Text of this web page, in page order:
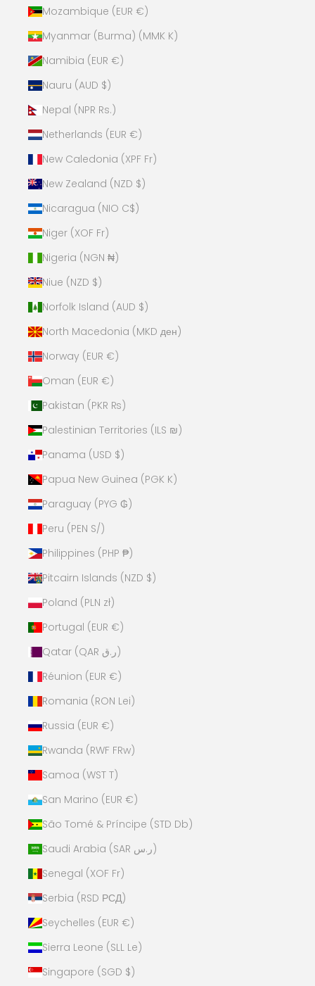
Mozambique (EUR €)
Myanmar (Burma) (MMK K)
Namibia (EUR €)
Nauru (AUD $)
Nepal (NPR Rs.)
Netherlands (EUR €)
New Caledonia (XPF Fr)
New Zealand (NZD $)
Nicaragua (NIO C$)
Niger (XOF Fr)
Nigeria (NGN ₦)
Niue (NZD $)
Norfolk Island (AUD $)
North Macedonia (MKD ден)
Norway (EUR €)
Oman (EUR €)
Pakistan (PKR ₨)
Palestinian Territories (ILS ₪)
Panama (USD $)
Papua New Guinea (PGK K)
Paraguay (PYG ₲)
Peru (PEN S/)
Philippines (PHP ₱)
Pitcairn Islands (NZD $)
Poland (PLN zł)
Portugal (EUR €)
Qatar (QAR ر.ق)
Réunion (EUR €)
Romania (RON Lei)
Russia (EUR €)
Rwanda (RWF FRw)
Samoa (WST T)
San Marino (EUR €)
São Tomé & Príncipe (STD Db)
Saudi Arabia (SAR ر.س)
Senegal (XOF Fr)
Serbia (RSD РСД)
Seychelles (EUR €)
Sierra Leone (SLL Le)
Singapore (SGD $)